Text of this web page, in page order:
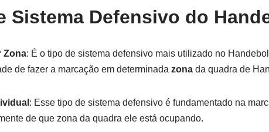
Sistema Defensivo do
Zona: É o tipo de sistema defensivo mais utilizado no
de fazer a marcação em determinada zona da quadra de
: Esse tipo de sistema defensivo é fundamentado na
de que zona da quadra ele está ocupando.